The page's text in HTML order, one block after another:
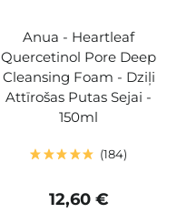
Anua - Heartleaf
Quercetinol Pore Deep
Cleansing Foam - Dziļi
Attīrošas Putas Sejai -
150ml
184
12,60 €